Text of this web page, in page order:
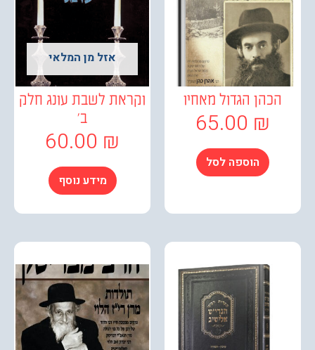
הגדול מאחיו
65.00
הוספה לסל
אזל מן המלאי
וקראת לשבת עונג חלק
60.00
מידע נוסף